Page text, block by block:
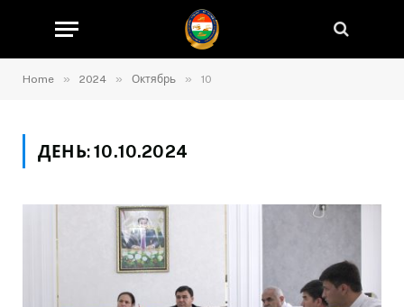
Home » 2024 » Октябрь » 10
ДЕНЬ:10.10.2024